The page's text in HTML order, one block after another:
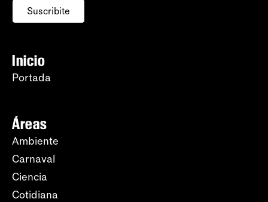
Suscribite
Inicio
Portada
Áreas
Ambiente
Carnaval
Ciencia
Cotidiana